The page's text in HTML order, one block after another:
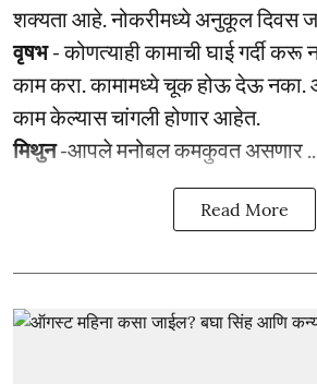
शक्यता आहे. नोकरीमध्ये अनुकूल दिवस
वृषभ- कोणत्याही कामाची घाई गर्दी
काम करा. कामामध्ये चूक होऊ देऊ नका.
काम केल्यास चांगली होणार आहेत.
मिथुन-आपले मनोबल कमकुवत असणार
Read More